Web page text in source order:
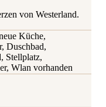
von Westerland.
Küche,
Duschbad,
Stellplatz,
Wlan vorhanden